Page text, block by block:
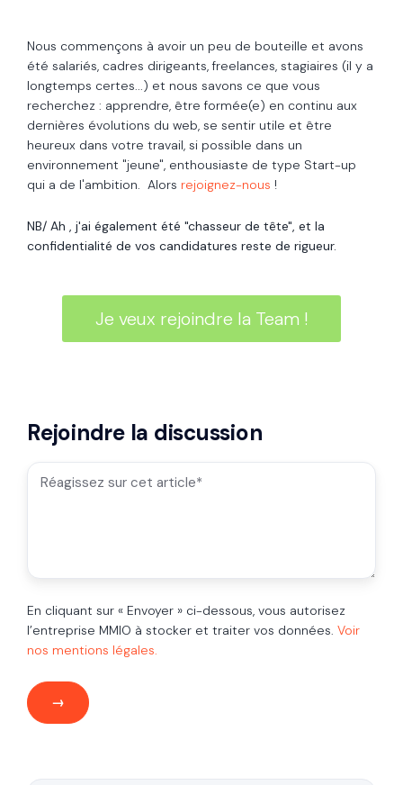
Nous commençons à avoir un peu de bouteille et avons
été salariés, cadres dirigeants, freelances, stagiaires (il y a
longtemps certes...) et nous savons ce que vous
recherchez : apprendre, être formée(e) en continu aux
dernières évolutions du web, se sentir utile et être
heureux dans votre travail, si possible dans un
environnement "jeune", enthousiaste de type Start-up
qui a de l'ambition. Alors rejoignez-nous !
NB/ Ah , j'ai également été "chasseur de tête", et la
confidentialité de vos candidatures reste de rigueur.
Je veux rejoindre la Team !
Rejoindre la discussion
En cliquant sur « Envoyer » ci-dessous, vous autorisez
l’entreprise MMIO à stocker et traiter vos données. Voir
nos mentions légales.